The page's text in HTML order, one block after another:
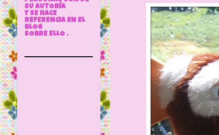
SU AUTORÍA
Y SE HACE
REFERENCIA EN EL
BLOG
SOBRE ELLO .